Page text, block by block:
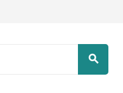
search